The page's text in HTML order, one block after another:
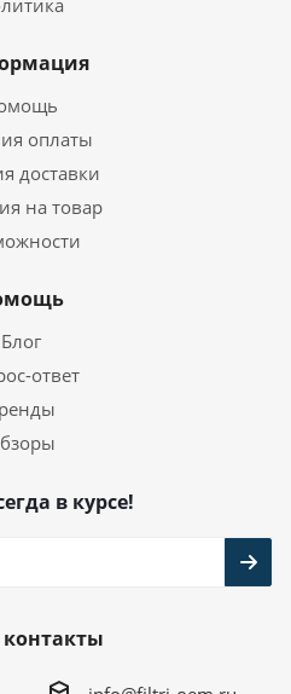
оплаты
доставки
на товар
Блог
ответ
в курсе!